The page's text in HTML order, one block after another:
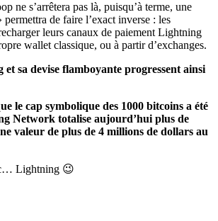
ne s’arrêtera pas là, puisqu’à terme, une
permettra de faire l’exact inverse : les
leurs canaux de paiement Lightning
wallet classique, ou à partir d’exchanges.
sa devise flamboyante progressent ainsi
le cap symbolique des 1000 bitcoins a été
Network totalise aujourd’hui plus de
valeur de plus de 4 millions de dollars au
Lightning 😉